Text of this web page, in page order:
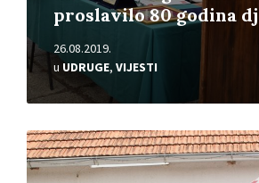
proslavilo 80 godina
26.08.2019.
u UDRUGE, VIJESTI
Pročitajte
više